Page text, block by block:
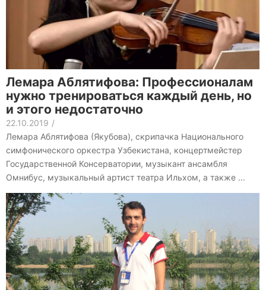
Лемара Аблятифова: Профессионалам
нужно тренироваться каждый день, но
и этого недостаточно
22.10.2019 /
Лемара Аблятифова (Якубова), скрипачка Национального
симфонического оркестра Узбекистана, концертмейстер
Государственной Консерватории, музыкант ансамбля
Омнибус, музыкальный артист театра Ильхом, а также ...